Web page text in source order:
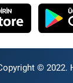
© 2022.